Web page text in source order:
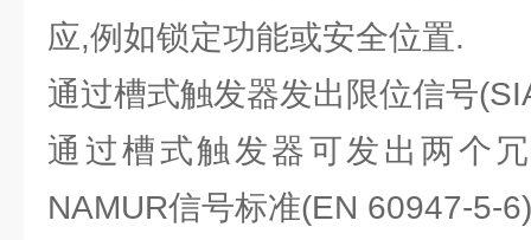
应,例如锁定功能或安全位置.
通过槽式触发器发出限位信号
通过槽式触发器可发出两个
NAMUR信号标准(EN 60947-5-